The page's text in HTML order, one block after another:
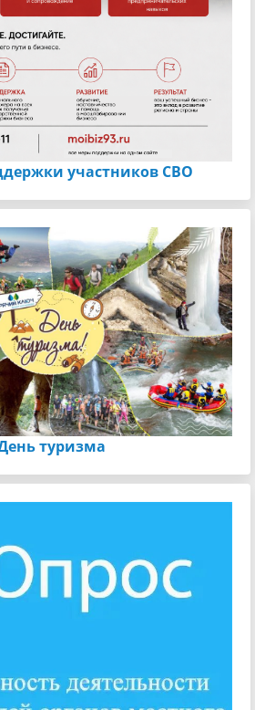
участников СВО
туризма